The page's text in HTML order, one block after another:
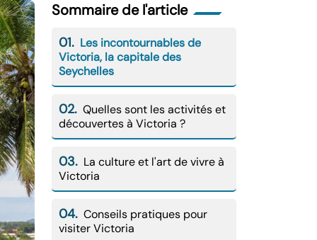
Sommaire de l'article
01. Les incontournables de
Victoria, la capitale des
Seychelles
02. Quelles sont les activités et
découvertes à Victoria ?
03. La culture et l'art de vivre à
Victoria
04. Conseils pratiques pour
visiter Victoria